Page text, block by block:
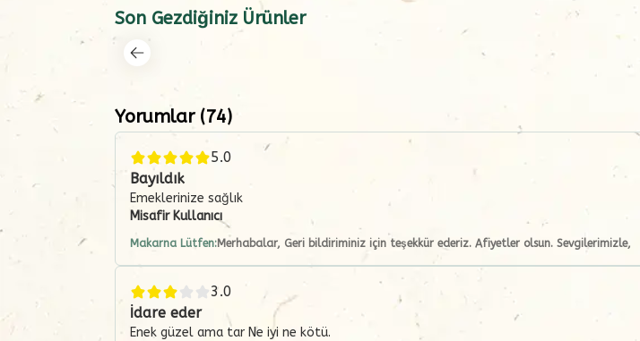
Son Gezdiğiniz Ürünler
Yorumlar(74)
5.0
Bayıldık
Emeklerinize sağlık
Misafir Kullanıcı
Makarna Lütfen:Merhabalar, Geri bildiriminiz için teşekkür ederiz. Afiyetler olsun. Sevgilerimizle,
3.0
İdare eder
Enek güzel ama tar Ne iyi ne kötü.